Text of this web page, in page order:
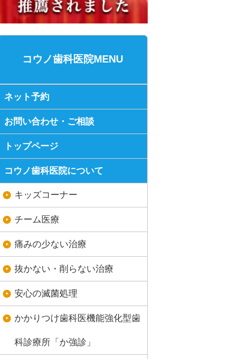
コウノ歯科医院MENU
ネット予約
お問い合わせ・ご相談
トップページ
コウノ歯科医院について
キッズコーナー
チーム医療
痛みの少ない治療
抜かない・削らない治療
安心の滅菌処理
かかりつけ歯科医機能強化型歯
科診療所「か強診」